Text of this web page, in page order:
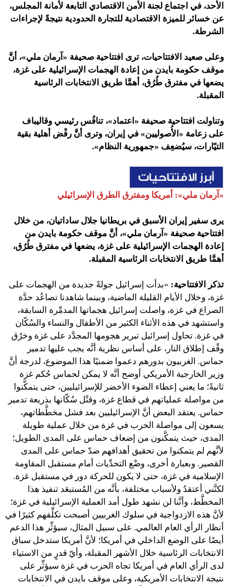
الأحد، في اجتماع لجنة الأمن الاقتصادي التابعة لأمانة المجلس،
عن خسائر للميزة الاقتصادية للتجارة الحدودية نتيجةً لإجراءات
الشرطة.
وعلى صعيد الافتتاحيات، ترى افتتاحية صحيفة «آرمان ملي»، أنَّ
موقف حكومة بايدن من إعادة الهجمات الإسرائيلية على غزة،
يضعها في مفترق طُرُق، أهمَّا طريق الانتخابات الرئاسية
المقبلة.
وتناولت افتتاحية صحيفة «اعتماد»، تنافُس رئيسي وقاليباف
على زعامة «الأُصوليين» في إيران، وترى أنَّ رفْض أهلية بقية
التيّارات، سيُضعِف «جمهورية النظام».
«آرمان ملي»: أمريكا ومفترق الطرق الإسرائيلي
يرى سفير إيران الأسبق في بريطانيا جلال ساداتيان، من خلال
افتتاحية صحيفة «آرمان ملي»، أنَّ موقف حكومة بايدن من
إعادة الهجمات الإسرائيلية على غزة، يضعها في مفترق طُرُق،
أهمَّا طريق الانتخابات الرئاسية المقبلة.
تذكر الافتتاحية: «بدأت إسرائيل جولةً جديدة من الهجمات على
غزة، وخلال الأيام القليلة الماضية، وبينما شاهدنا تصاعُد حدَّة
الصراع في غزة، واصلت إسرائيل هجماتها المدمِّرة السابقة،
واستشهد في هذه الأثناء الكثير من الأطفال والنساء والسُكّان
في غزة. تحاول إسرائيل تبرير هجومها المجدَّد على غزة وخرْق
وقْف إطلاق النار، على أساس نظرية أنَّه يجب عليها تدمير
حماس. الغربيون بدورهم دعموا ضمنيًا هذا الموضوع، لدرجة أنَّ
وزير الخارجية الأمريكي أوضح أنَّه لا يمكن لحماس حُكم غزة
ثانيةً؛ ما يعني إعطاء الضوء الأخضر للإسرائيليين، حتى يتمكَّنوا
من مواصلة عملياتهم في قطاع غزة، وقتْل سُكّانها بذريعة تدمير
حماس. يعتقد البعض أنَّ الإسرائيليين بعد فشل مخطَّطاتهم،
يسعون إلى مواصلة الحرب في غزة من خلال عملية طويلة
المدى، حيث يتمكَّنون من إضعاف حماس على المدى الطويل؛
لأنَّهم لم يتمكنوا من تحقيق أهدافهم ضدّ حماس على المدى
القصير. وبعبارة أخرى، وضْع التحدِّيات أمام مستقبل المقاومة
الإسلامية في غزة، حتى لا يكون للحركة دور في مستقبل غزة.
لكنَّني أعتقدُ ولأسباب مختلفة، بأنَّه من المُستبعَد تنفيذ هذا
المخطَّط، وأنَّنا لن نشهد طول أمد العملية الإسرائيلية في غزة؛
لأنَّ هذه الازدواجية في سلوك الغربيين أصبحت تكلِّفهم كثيرًا في
أنظار الرأي العام العالمي. على سبيل المثال، سيؤثِّر هذا الدعم
أيضًا على الوضع الداخلي في أمريكا؛ لأنَّ أمريكا ستدخل سباق
الانتخابات الرئاسية خلال الأشهر المقبلة، وأيّ قدرٍ من الاستياء
لدى الرأي العام في أمريكا تجاه الحرب في غزة سيؤثِّر على
نتيجة الانتخابات الأمريكية، وعلى موقف بايدن في الانتخابات